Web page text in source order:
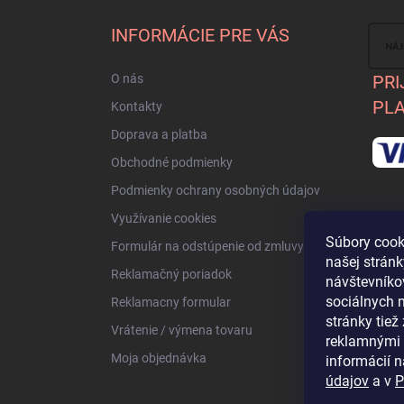
Súbory
našej
sociálnych
stránky tiež
informácií
údajov a v
INFORMÁCIE PRE VÁS
O nás
Kontakty
Doprava a platba
Obchodné podmienky
Podmienky ochrany osobných údajov
Využívanie cookies
Formulár na odstúpenie od zmluvy
Reklamačný poriadok
Reklamacny formular
Vrátenie / výmena tovaru
Moja objednávka